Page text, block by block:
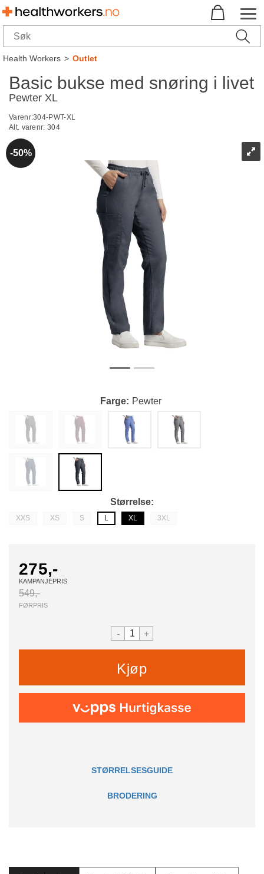
Health Workers>Outlet
Basic bukse med snøring i livet
Pewter XL
Varenr:304-PWT-XL
Alt. varenr: 304
50%
Farge Pewter
Størrelse
XXS XS S L XL 3XL
275,-
KAMPANJEPRIS
549,-
FØRPRIS
- +
Kjøp
STØRRELSESGUIDE
BRODERING